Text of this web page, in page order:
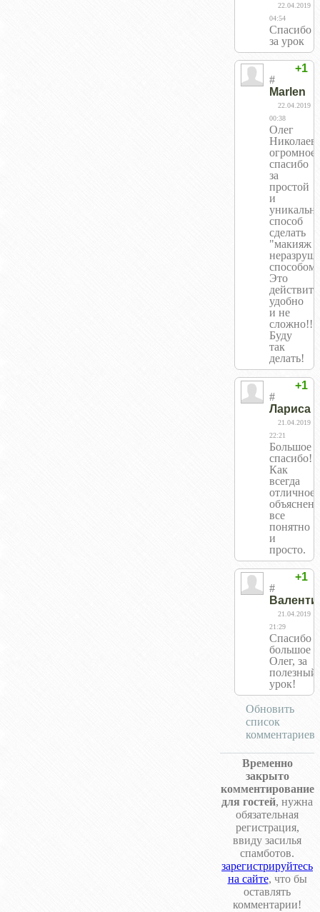
22.04.2019
04:54
Спасибо
за урок
+1
#
Marlen
22.04.2019
00:38
Олег
огромное
спасибо
за
простой
и
способ
сделать
"макияж
Это
удобно
и не
сложно!!!
Буду
так
делать!
+1
#
Лариса
21.04.2019
22:21
Большое
спасибо!
Как
всегда
отличное
все
понятно
и
просто.
+1
#
21.04.2019
21:29
Спасибо
большое
Олег, за
полезный
урок!
Обновить
список
комментариев
Временно
закрыто
комментирование
для гостей, нужна
обязательная
регистрация,
ввиду засилья
спамботов.
зарегистрируйтесь
на сайте, что бы
оставлять
комментарии!